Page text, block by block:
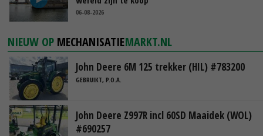
06-08-2026
NIEUW OP MECHANISATIEMARKT.NL
John Deere 6M 125 trekker (HIL) #783200
GEBRUIKT, P.O.A.
John Deere Z997R incl 60SD Maaidek (WOL)
#690257